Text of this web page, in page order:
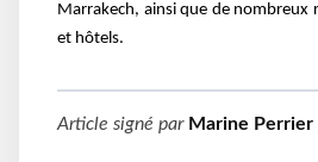
Marrakech, ainsi que de nombreux
et hôtels.
Article signé par Marine Perrier